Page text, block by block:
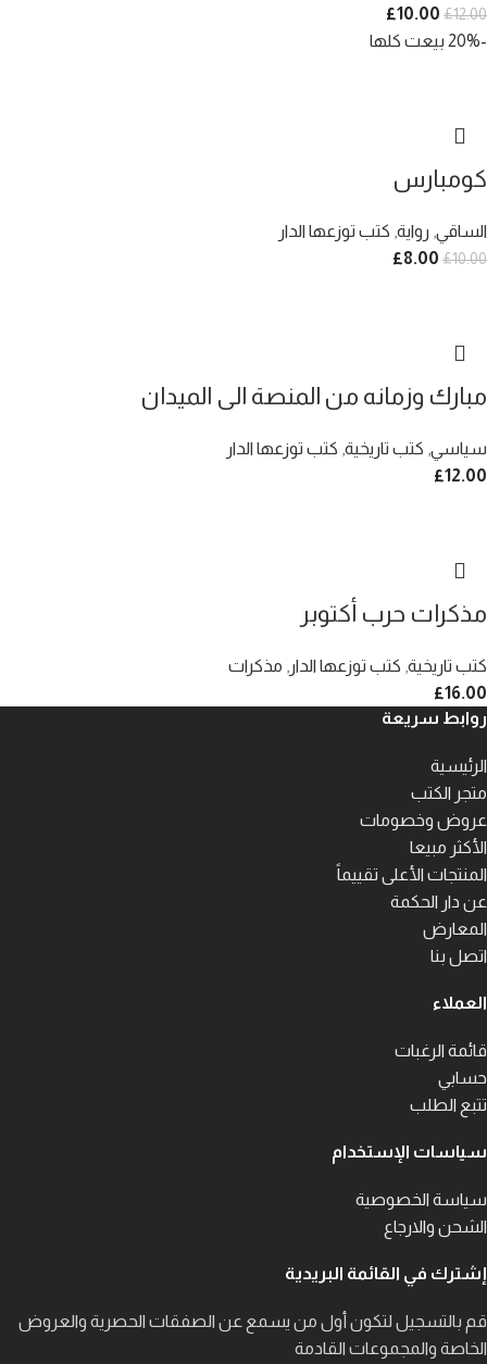
£12.00
£10.00
-20%
بيعت كلها
كومبارس
الساقي رواية كتب توزعها الدار
£10.00
£8.00
مبارك وزمانه من المنصة الى الميدان
سياسي كتب تاريخية كتب توزعها الدار
£12.00
مذكرات حرب أكتوبر
كتب تاريخية كتب توزعها الدار مذكرات
£16.00
روابط سريعة
الرئيسية
متجر الكتب
عروض وخصومات
الأكثر مبيعا
المنتجات الأعلى تقييماً
عن دار الحكمة
المعارض
اتصل بنا
العملاء
قائمة الرغبات
حسابي
تتبع الطلب
سياسات الإستخدام
سياسة الخصوصية
الشحن والارجاع
إشترك في القائمة البريدية
قم بالتسجيل لتكون أول من يسمع عن الصفقات الحصرية والعروض
الخاصة والمجموعات القادمة